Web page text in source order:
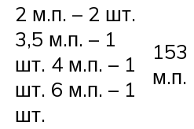
2 м.п. – 2 шт.
3,5 м.п. – 1
шт. 4 м.п. – 1
шт. 6 м.п. – 1
шт.
153
м.п.